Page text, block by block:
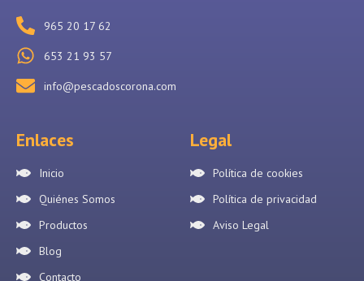
965 20 17 62
653 21 93 57
info@pescadoscorona.com
Enlaces
Inicio
Quiénes Somos
Productos
Blog
Contacto
Legal
Política de cookies
Política de privacidad
Aviso Legal